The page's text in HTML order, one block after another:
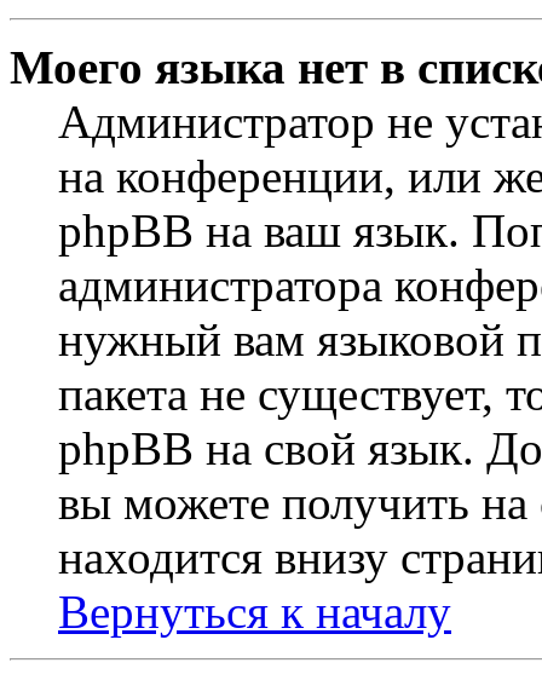
Моего языка нет в
Администратор не
на конференции, или
phpBB на ваш язык.
администратора
нужный вам языковой
пакета не существует,
phpBB на свой язык.
вы можете получить на
находится внизу
Вернуться к началу